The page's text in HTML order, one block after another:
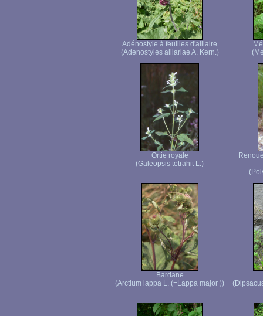
Adénostyle à feuilles d'alliaire
(Adenostyles alliariae A. Kern.)
Ortie royale
(Galeopsis tetrahit L.)
Bardane
(Arctium lappa L. (=Lappa major ))